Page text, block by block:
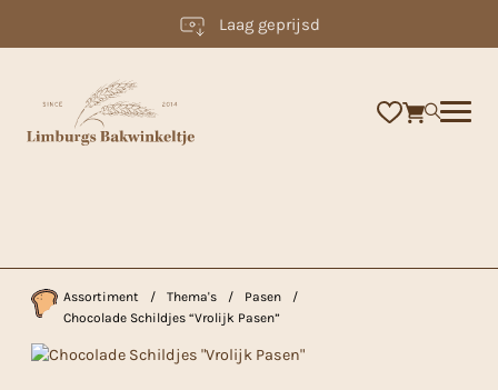
Laag geprijsd
Assortiment / Thema's / Pasen
/
Chocolade Schildjes “Vrolijk Pasen”